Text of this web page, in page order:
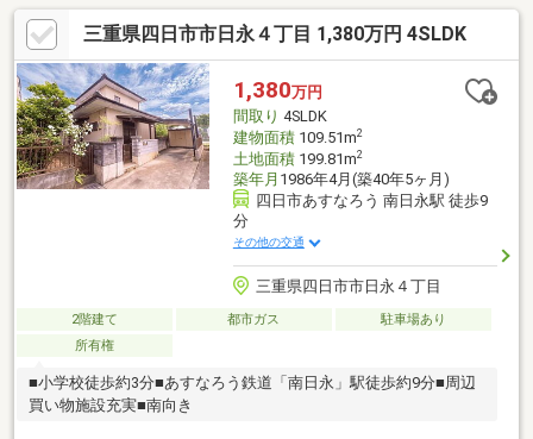
歩20分圏内に施設充実！生活にも便利ですね！・サンシまで徒歩
5分(約350m)・日永カヨーまで徒歩5分(約400m)・ファミリーマー
トまで徒歩7分(約550m)・V・drugまで徒歩17分(約1300m)・スギ
ドラッグまで徒歩18分(約1400m)・三十三銀行まで徒歩4分(約
280m)・四日市日永郵便局まで徒歩3分(約210m)
三重県四日市市日永４丁目 1,380万円 4SLDK
1,380万円
間取り 4SLDK
建物面積109.51m2
土地面積199.81m2
築年月 1986年4月(築40年5ヶ月)
四日市あすなろう 南日永駅 徒歩9
分
その他の交通
三重県四日市市日永４丁目
2階建て 都市ガス
駐車場あり
所有権
■小学校徒歩約3分■あすなろう鉄道「南日永」駅徒歩約9分■周辺
買い物施設充実■南向き